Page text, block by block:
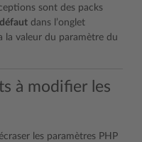
sont des packs
dans l’onglet
la valeur du paramètre du
à modifier les
les paramètres PHP